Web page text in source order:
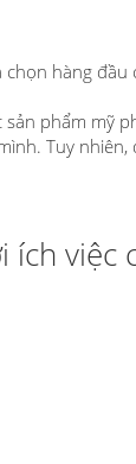
hàng đầu
phẩm mỹ
Tuy
việc